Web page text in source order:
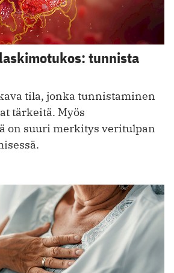
tunnista
tila, jonka tunnistaminen
tärkeitä. Myös
on suuri merkitys veritulpan